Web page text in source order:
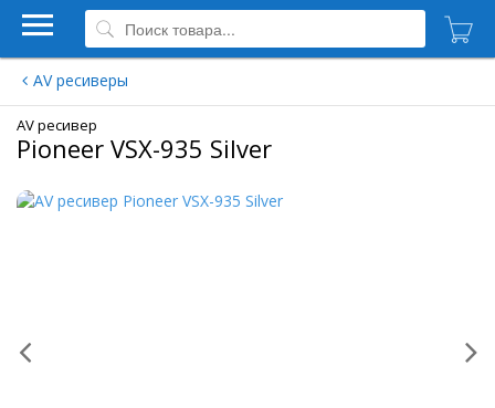
AV ресиверы
AV ресивер
Pioneer VSX-935 Silver